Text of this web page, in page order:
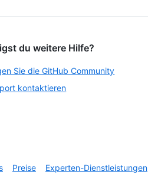
du weitere Hilfe?
Sie die GitHub Community
kontaktieren
Preise Experten-Dienstleistungen